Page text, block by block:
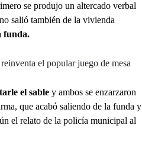
se produjo un altercado verbal
salió también de la vivienda
funda.
el popular juego de mesa
el sable y ambos se enzarzaron
que acabó saliendo de la funda y
el relato de la policía municipal al